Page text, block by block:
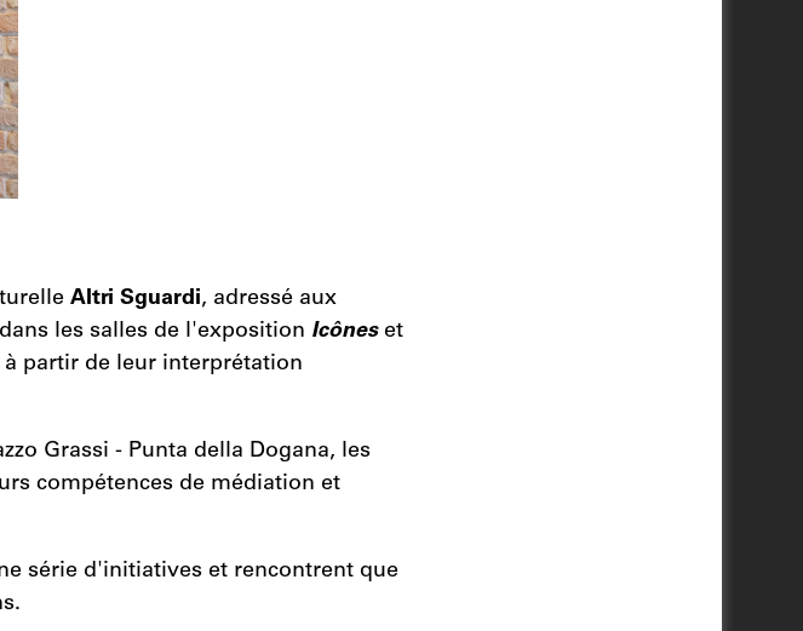
Altri Sguardi, adressé aux
les salles de l'exposition Icôneset
partir de leur interprétation
Grassi - Punta della Dogana, les
compétences de médiation et
série d'initiatives et rencontrent que